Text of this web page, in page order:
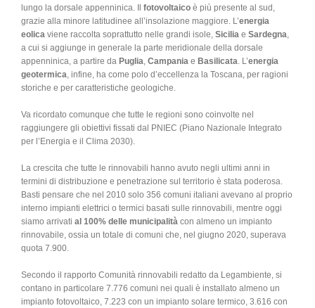
lungo la dorsale appenninica. Il fotovoltaico è più presente al sud,
grazie alla minore latitudinee all’insolazione maggiore. L’energia
eolica viene raccolta soprattutto nelle grandi isole, Sicilia e Sardegna
a cui si aggiunge in generale la parte meridionale della dorsale
appenninica, a partire da Puglia Campania e Basilicata . L’energia
geotermica , infine, ha come polo d’eccellenza la Toscana, per ragioni
storiche e per caratteristiche geologiche.
Va ricordato comunque che tutte le regioni sono coinvolte nel
raggiungere gli obiettivi fissati dal PNIEC (Piano Nazionale Integrato
per l’Energia e il Clima 2030).
La crescita che tutte le rinnovabili hanno avuto negli ultimi anni in
termini di distribuzione e penetrazione sul territorio è stata poderosa.
Basti pensare che nel 2010 solo 356 comuni italiani avevano al proprio
interno impianti elettrici o termici basati sulle rinnovabili, mentre oggi
siamo arrivati al 100% delle municipalità con almeno un impianto
rinnovabile, ossia un totale di comuni che, nel giugno 2020, superava
quota 7.900.
Secondo il rapporto Comunità rinnovabili redatto da Legambiente, si
contano in particolare 7.776 comuni nei quali è installato almeno un
impianto fotovoltaico, 7.223 con un impianto solare termico, 3.616 con